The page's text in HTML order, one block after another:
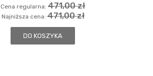
Cena regularna: 471,00 zł
Najniższa cena:471,00 zł
DO KOSZYKA